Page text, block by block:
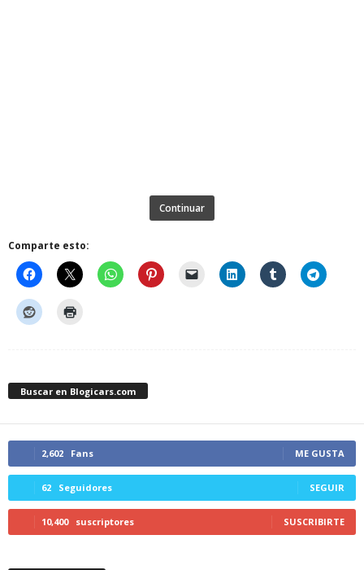
Continuar
Comparte esto:
Buscar en Blogicars.com
2,602 Fans ME GUSTA
62 Seguidores SEGUIR
10,400 suscriptores SUSCRIBIRTE